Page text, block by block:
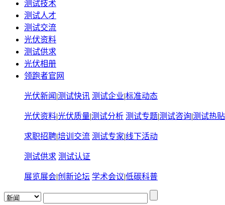
测试技术
测试人才
测试交流
光伏资料
测试供求
光伏相册
领跑者官网
光伏新闻 |测试快讯 测试企业|标准动态
光伏资料|光伏质量|测试分析 测试专题|测试咨询|测试热贴
求职招聘|培训交流 测试专家|线下活动
测试供求 测试认证
展览展会|创新论坛 学术会议|低碳科普